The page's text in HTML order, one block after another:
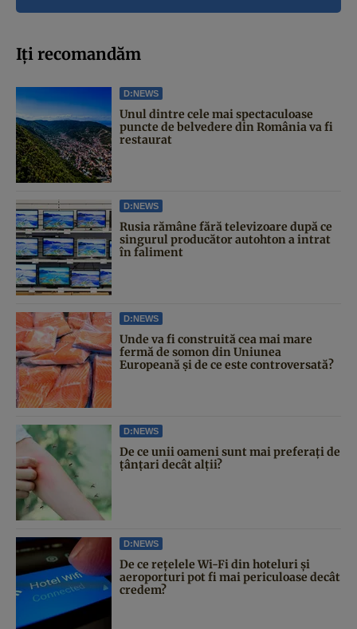
Iți recomandăm
D:NEWS
Unul dintre cele mai spectaculoase
puncte de belvedere din România va fi
restaurat
D:NEWS
Rusia rămâne fără televizoare după ce
singurul producător autohton a intrat
în faliment
D:NEWS
Unde va fi construită cea mai mare
fermă de somon din Uniunea
Europeană și de ce este controversată?
D:NEWS
De ce unii oameni sunt mai preferați de
țânțari decât alții?
D:NEWS
De ce rețelele Wi-Fi din hoteluri și
aeroporturi pot fi mai periculoase decât
credem?